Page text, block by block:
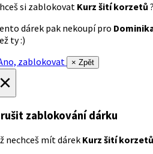
si zablokovat Kurz šití korzetů ?
dárek pak nekoupí pro
ty :)
zablokovat
× Zpět
zablokování dárku
nechceš mít dárek Kurz šití korzetů